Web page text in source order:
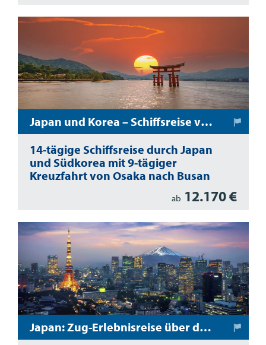
Japan und Korea – Schiffsreise vom Land der aufgehenden Sonne ins Land der Morgenröte
14-tägige Schiffsreise durch Japan
und Südkorea mit 9-tägiger
Kreuzfahrt von Osaka nach Busan
ab 12.170 €
Japan: Zug-Erlebnisreise über die Insel Honshu